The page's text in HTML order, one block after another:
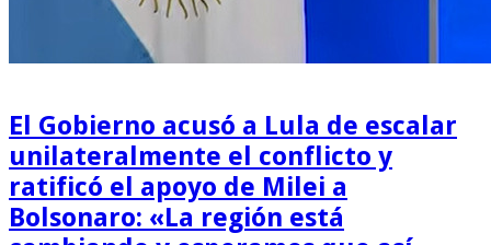
El Gobierno acusó a Lula de escalar
unilateralmente el conflicto y
ratificó el apoyo de Milei a
Bolsonaro: «La región está